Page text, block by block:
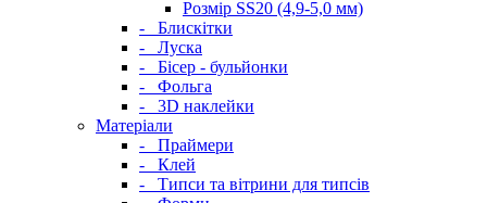
Розмір SS20 (4,9-5,0 мм)
-
Блискітки
-
Луска
-
Бісер - бульйонки
-
Фольга
-
3D наклейки
Матеріали
-
Праймери
-
Клей
-
Типси та вітрини для типсів